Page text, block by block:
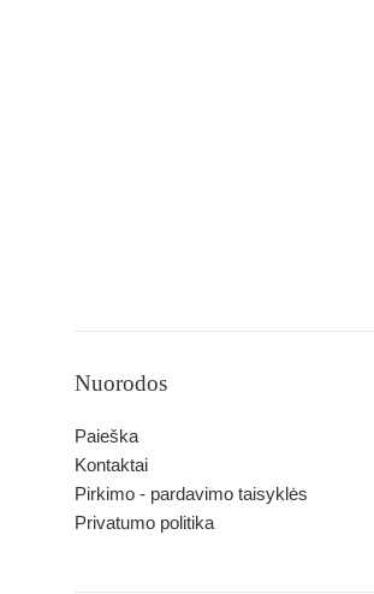
Nuorodos
Paieška
Kontaktai
Pirkimo - pardavimo taisyklės
Privatumo politika